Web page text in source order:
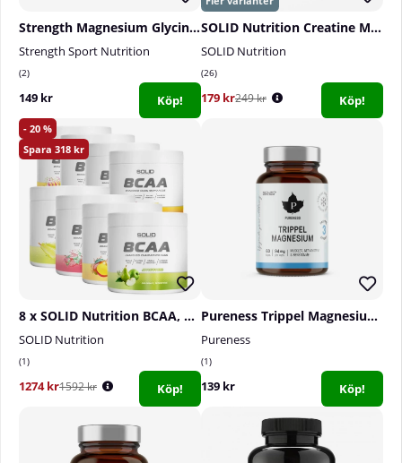
Strength Magnesium Glycinate, 90 caps
Strength Sport Nutrition
2
149 kr Köp!
SOLID Nutrition Creatine Monohydrate, 400 g
SOLID Nutrition
26
179 kr249 kr Köp!
20
318
8 x SOLID Nutrition BCAA, 300 g
SOLID Nutrition
1
1274 kr1592 kr Köp!
Pureness Trippel Magnesium, 60 caps
Pureness
1
139 kr Köp!